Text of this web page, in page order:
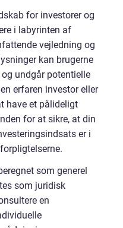
for investorer og
i labyrinten af
vejledning og
kan brugerne
undgår potentielle
erfaren investor eller
have et pålideligt
for at sikre, at din
er i
som generel
som juridisk
en